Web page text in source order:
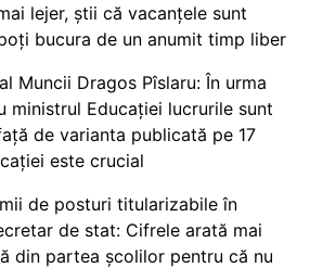
lejer, știi că vacanțele sunt
bucura de un anumit timp liber
Muncii Dragos Pîslaru: În urma
ministrul Educației lucrurile sunt
de varianta publicată pe 17
este crucial
de posturi titularizabile în
de stat: Cifrele arată mai
din partea școlilor pentru că nu